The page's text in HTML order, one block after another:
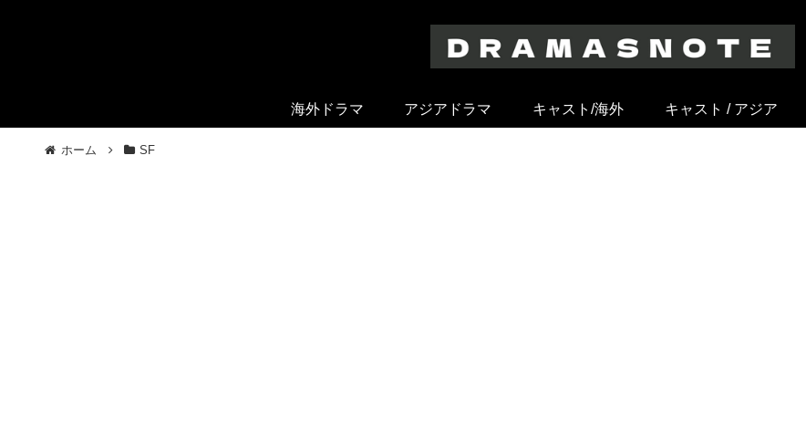
海外ドラマ アジアドラマ キャスト/海外 キャスト / アジア
ホーム SF